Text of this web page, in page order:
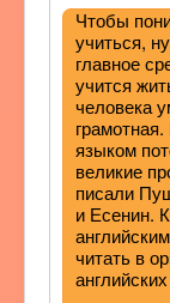
Чтобы
учиться,
главное
учится
человека
языком
великие
писали
и Есенин.
читать в